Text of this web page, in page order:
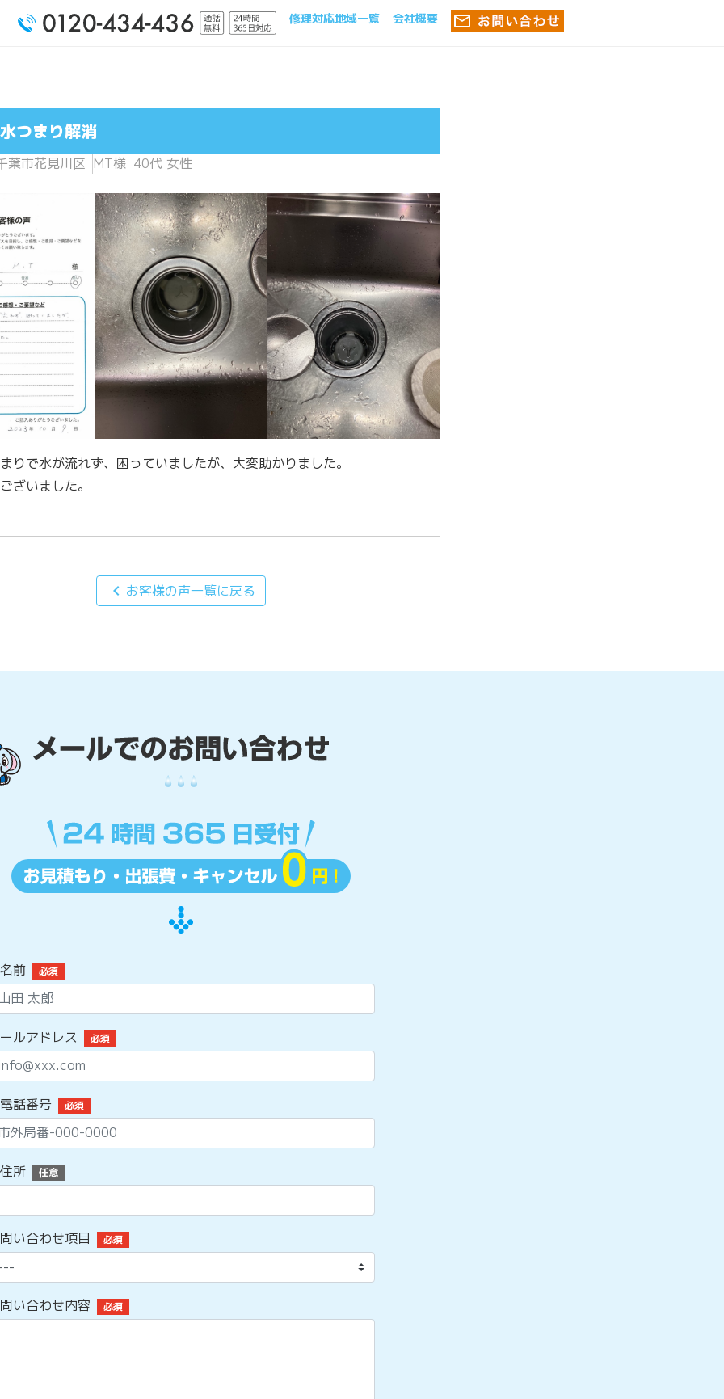
修理対応地域一覧 会社概要
つまり解消
葉市花見川区 MT様 40代 女性
りで水が流れず、困っていましたが、大変助かりました。
ざいました。
chevron_left お客様の声一覧に戻る
前 必須
ルアドレス 必須
話番号 必須
所 任意
い合わせ項目 必須
い合わせ内容 必須